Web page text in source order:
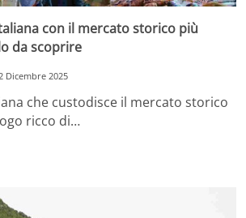
con il mercato storico più
da scoprire
Dicembre 2025
che custodisce il mercato storico
ricco di…